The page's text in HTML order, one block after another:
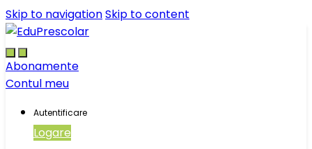
Skip to navigationSkip to content
Abonamente
Contul meu
Autentificare
Logare